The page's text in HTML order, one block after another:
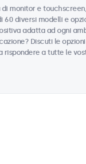
di monitor e
60 diversi modelli e
adatta ad ogni
Discuti le
a tutte le